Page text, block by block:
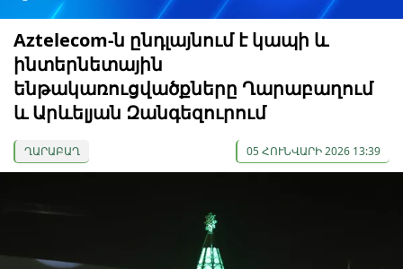
Aztelecom-ն ընդլայնում է կապի և
ինտերնետային
ենթակառուցվածքները Ղարաբաղում
և Արևելյան Զանգեզուրում
ՂԱՐԱԲԱՂ 05 ՀՈՒՆՎԱՐԻ 2026 13:39